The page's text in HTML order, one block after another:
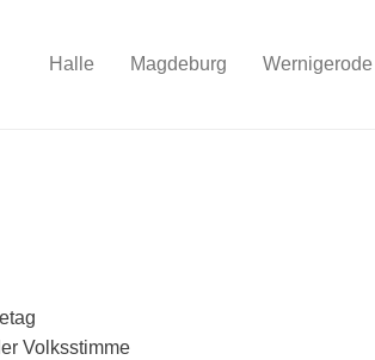
Halle Magdeburg Wernigerode
Volksstimme